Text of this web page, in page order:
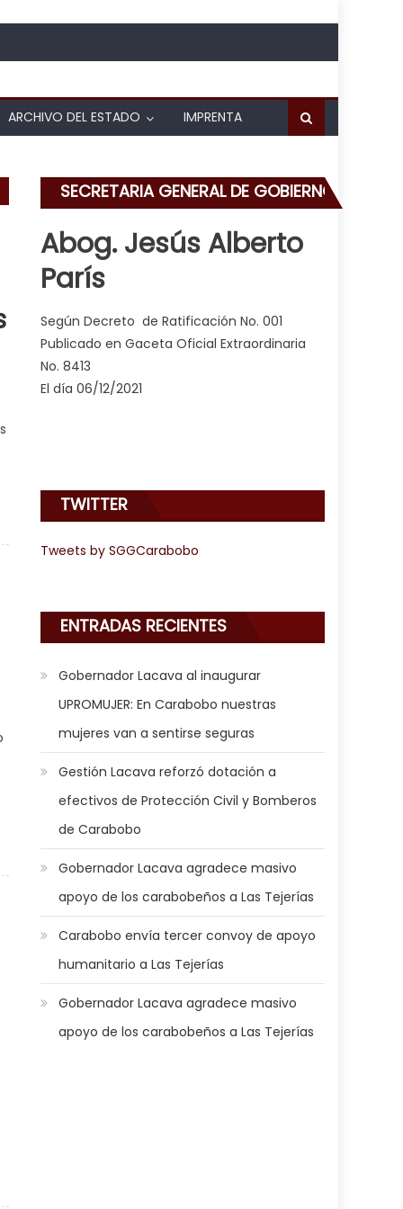
ARCHIVO DEL ESTADO IMPRENTA
saneó más de 12 mil km2 de espacios públicos en el primer
Te Quiero realizan jornada de saneamiento en instituciones
SECRETARIA GENERAL DE GOBIERNO
Abog. Jesús Alberto
París
Según Decreto de Ratificación No. 001
Publicado en Gaceta Oficial Extraordinaria
No. 8413
El día 06/12/2021
TWITTER
Tweets by SGGCarabobo
ENTRADAS RECIENTES
Gobernador Lacava al inaugurar
UPROMUJER: En Carabobo nuestras
mujeres van a sentirse seguras
Gestión Lacava reforzó dotación a
efectivos de Protección Civil y Bomberos
de Carabobo
Gobernador Lacava agradece masivo
apoyo de los carabobeños a Las Tejerías
Carabobo envía tercer convoy de apoyo
humanitario a Las Tejerías
Gobernador Lacava agradece masivo
apoyo de los carabobeños a Las Tejerías